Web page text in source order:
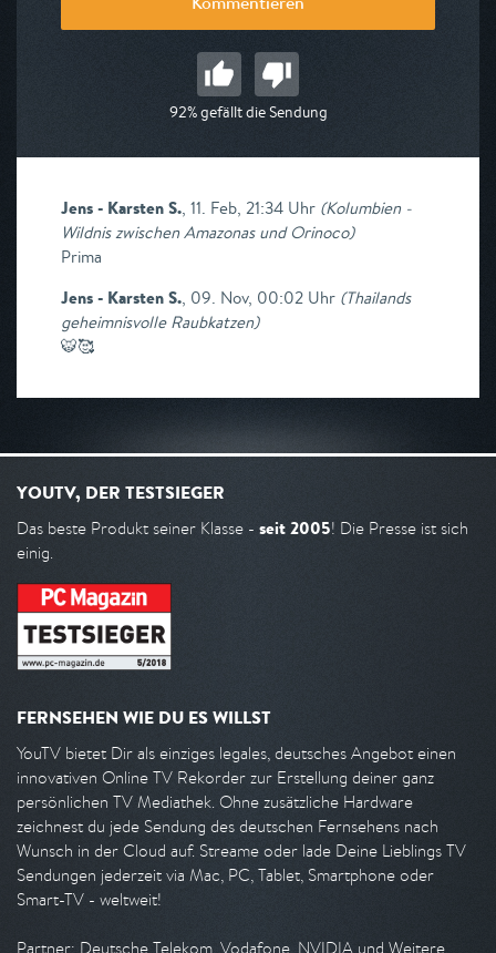
Kommentieren
92% gefällt die Sendung
Jens - Karsten S., 11. Feb, 21:34 Uhr (Kolumbien -
Wildnis zwischen Amazonas und Orinoco)
Prima
Jens - Karsten S., 09. Nov, 00:02 Uhr (Thailands
geheimnisvolle Raubkatzen)
🐯🥰
YOUTV, DER TESTSIEGER
Das beste Produkt seiner Klasse - seit 2005! Die Presse ist sich
einig.
FERNSEHEN WIE DU ES WILLST
YouTV bietet Dir als einziges legales, deutsches Angebot einen
innovativen Online TV Rekorder zur Erstellung deiner ganz
persönlichen TV Mediathek. Ohne zusätzliche Hardware
zeichnest du jede Sendung des deutschen Fernsehens nach
Wunsch in der Cloud auf. Streame oder lade Deine Lieblings TV
Sendungen jederzeit via Mac, PC, Tablet, Smartphone oder
Smart-TV - weltweit!
Partner: Deutsche Telekom, Vodafone, NVIDIA und Weitere.